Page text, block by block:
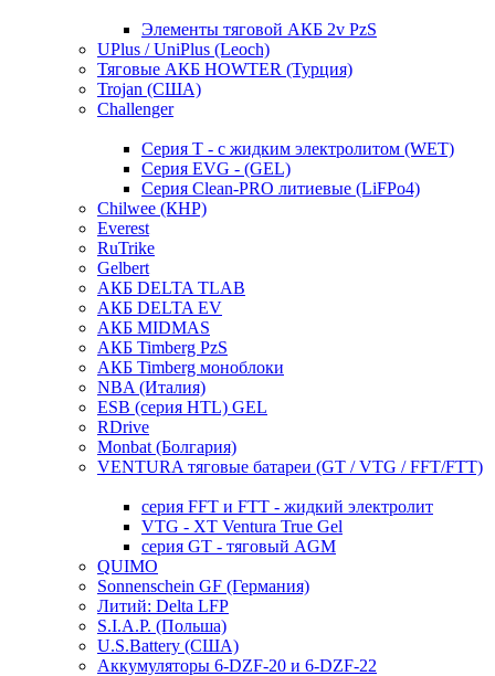
Элементы тяговой АКБ 2v PzS
UPlus / UniPlus (Leoch)
Тяговые АКБ HOWTER (Турция)
Trojan (США)
Challenger
Серия T - с жидким электролитом (WET)
Серия EVG - (GEL)
Серия Clean-PRO литиевые (LiFPo4)
Chilwee (КНР)
Everest
RuTrike
Gelbert
АКБ DELTA TLAB
АКБ DELTA EV
АКБ MIDMAS
АКБ Timberg PzS
АКБ Timberg моноблоки
NBA (Италия)
ESB (серия HTL) GEL
RDrive
Monbat (Болгария)
VENTURA тяговые батареи (GT / VTG / FFT/FTT)
серия FFT и FTT - жидкий электролит
VTG - XT Ventura True Gel
серия GT - тяговый AGM
QUIMO
Sonnenschein GF (Германия)
Литий: Delta LFP
S.I.A.P. (Польша)
U.S.Battery (США)
Аккумуляторы 6-DZF-20 и 6-DZF-22